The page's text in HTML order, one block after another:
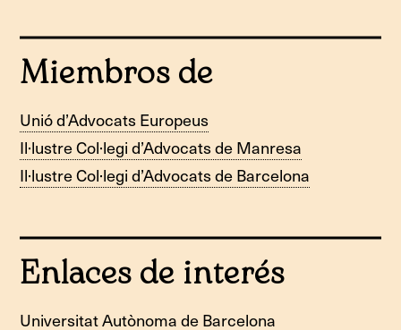
Miembros de
Unió d’Advocats Europeus
Il·lustre Col·legi d’Advocats de Manresa
Il·lustre Col·legi d’Advocats de Barcelona
Enlaces de interés
Universitat Autònoma de Barcelona